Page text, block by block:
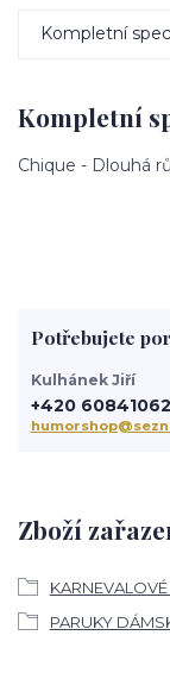
Kompletní
Kompletní
Chique - Dlouhá
Zboží
PARUKY
Potřebujete
Kulhánek Jiří
+420